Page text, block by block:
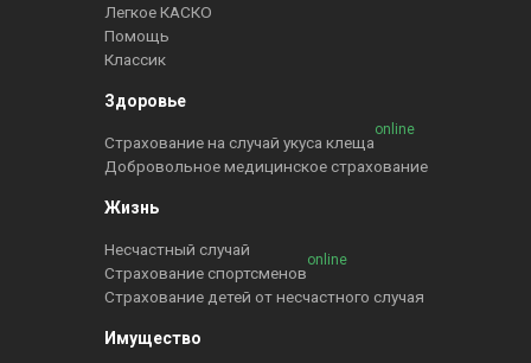
Легкое КАСКО
Помощь
Классик
Здоровье
Страхование на случай укуса клеща
online
Добровольное медицинское страхование
Жизнь
Несчастный случай
Страхование спортсменов
online
Страхование детей от несчастного случая
Имущество